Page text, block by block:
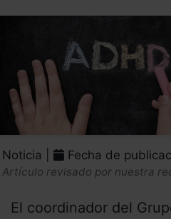
Noticia | Fecha de
Artículo revisado por nuestra
El coordinador del